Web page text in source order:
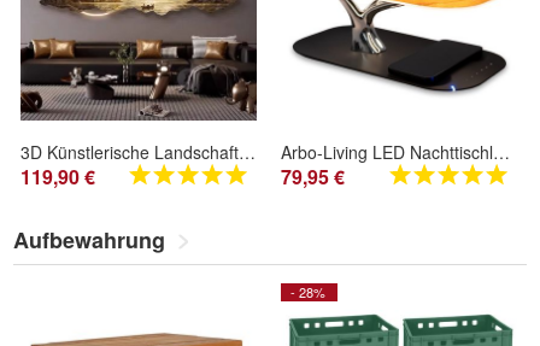
3D Künstlerische Landschafts Wandlampe inlusive Uhr Wanddeko Variante 9
119,90 €
Arbo-Living LED Nachttischlampe - Moderne Lampe für Schlafzimmer & Wohnzimmer Nature
79,95 €
Aufbewahrung
- 28%